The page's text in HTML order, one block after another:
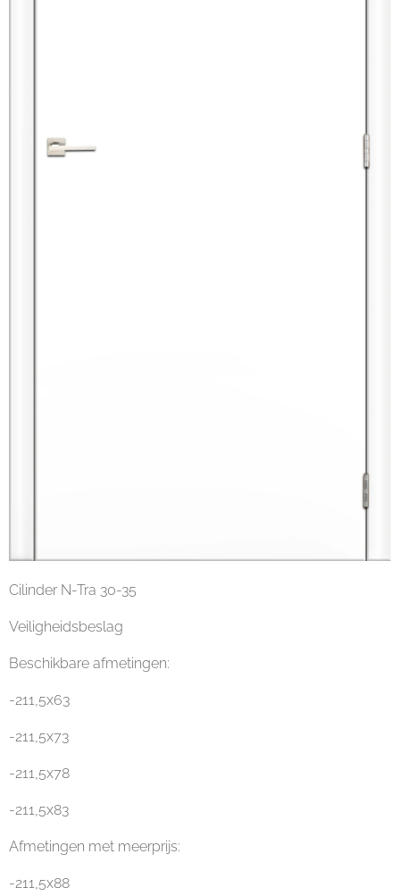
Cilinder N-Tra 30-35
Veiligheidsbeslag
Beschikbare afmetingen:
-211,5x63
-211,5x73
-211,5x78
-211,5x83
Afmetingen met meerprijs:
-211,5x88